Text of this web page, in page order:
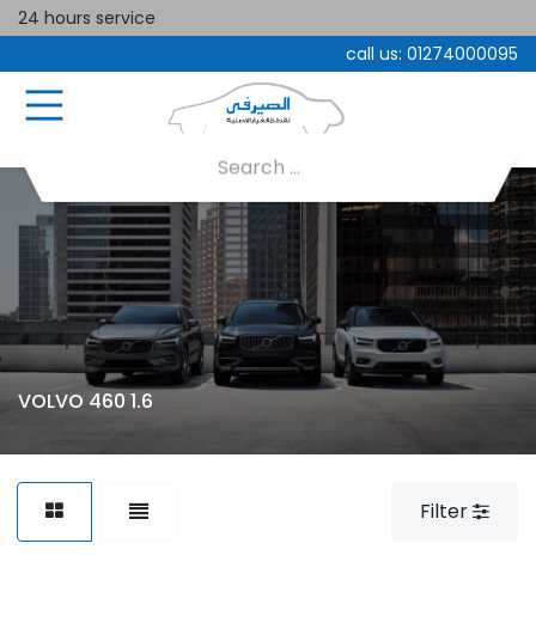
24 hours service
call us: 01274000095
VOLVO 460 1.6
Filter